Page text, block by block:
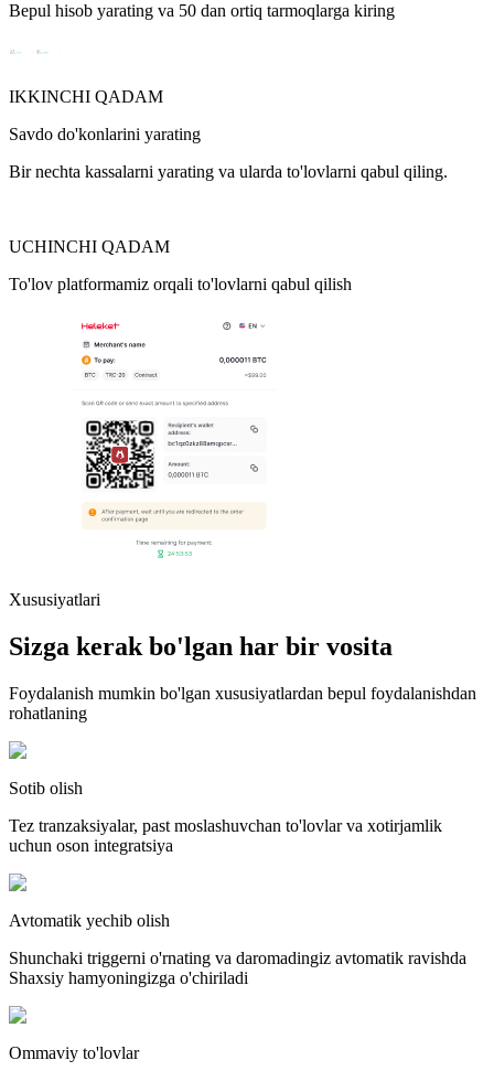
Bepul hisob yarating va 50 dan ortiq tarmoqlarga kiring
IKKINCHI QADAM
Savdo do'konlarini yarating
Bir nechta kassalarni yarating va ularda to'lovlarni qabul qiling.
UCHINCHI QADAM
To'lov platformamiz orqali to'lovlarni qabul qilish
Xususiyatlari
Sizga kerak bo'lgan har bir vosita
Foydalanish mumkin bo'lgan xususiyatlardan bepul foydalanishdan
rohatlaning
Sotib olish
Tez tranzaksiyalar, past moslashuvchan to'lovlar va xotirjamlik
uchun oson integratsiya
Avtomatik yechib olish
Shunchaki triggerni o'rnating va daromadingiz avtomatik ravishda
Shaxsiy hamyoningizga o'chiriladi
Ommaviy to'lovlar